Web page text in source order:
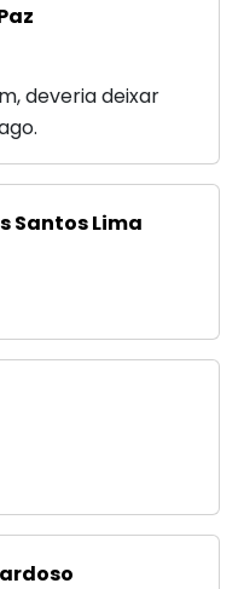
deveria deixar
Santos Lima